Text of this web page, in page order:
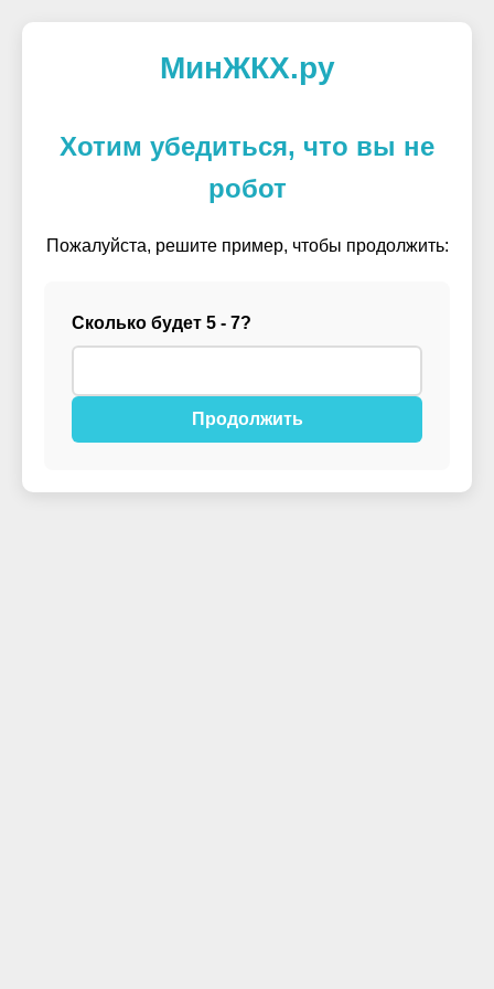
МинЖКХ.ру
Хотим убедиться, что вы не
робот
Пожалуйста, решите пример, чтобы продолжить:
Сколько будет 5 - 7?
Продолжить